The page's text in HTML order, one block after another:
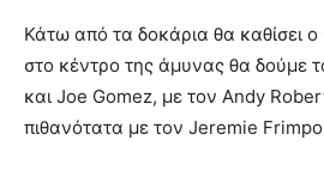
Κάτω από τα δοκάρια θα καθίσει
στο κέντρο της άμυνας θα δούμε
και Joe Gomez, με τον Andy
πιθανότατα με τον Jeremie